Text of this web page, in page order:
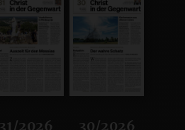
31/2026
30/2026